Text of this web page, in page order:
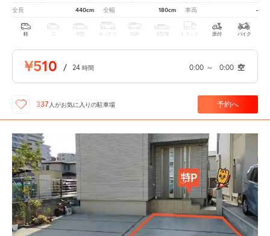
全長 440cm 全幅 180cm 車高 -
軽 中型 ボックス SUV 大型車 トラック 原付 バイク
¥510 / 24 時間 0:00 ～ 0:00 空
337 人がお気に入りの駐車場 予約へ